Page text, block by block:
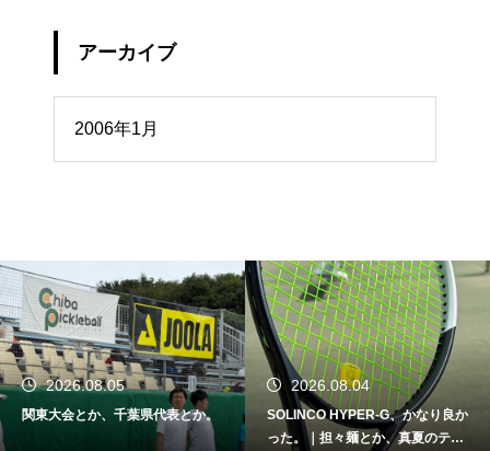
アーカイブ
2026.08.05
関東大会とか、千葉県代表とか。
2026.08.04
SOLINCO HYPER-G、かなり良か
った。｜担々麺とか、真夏のテニ